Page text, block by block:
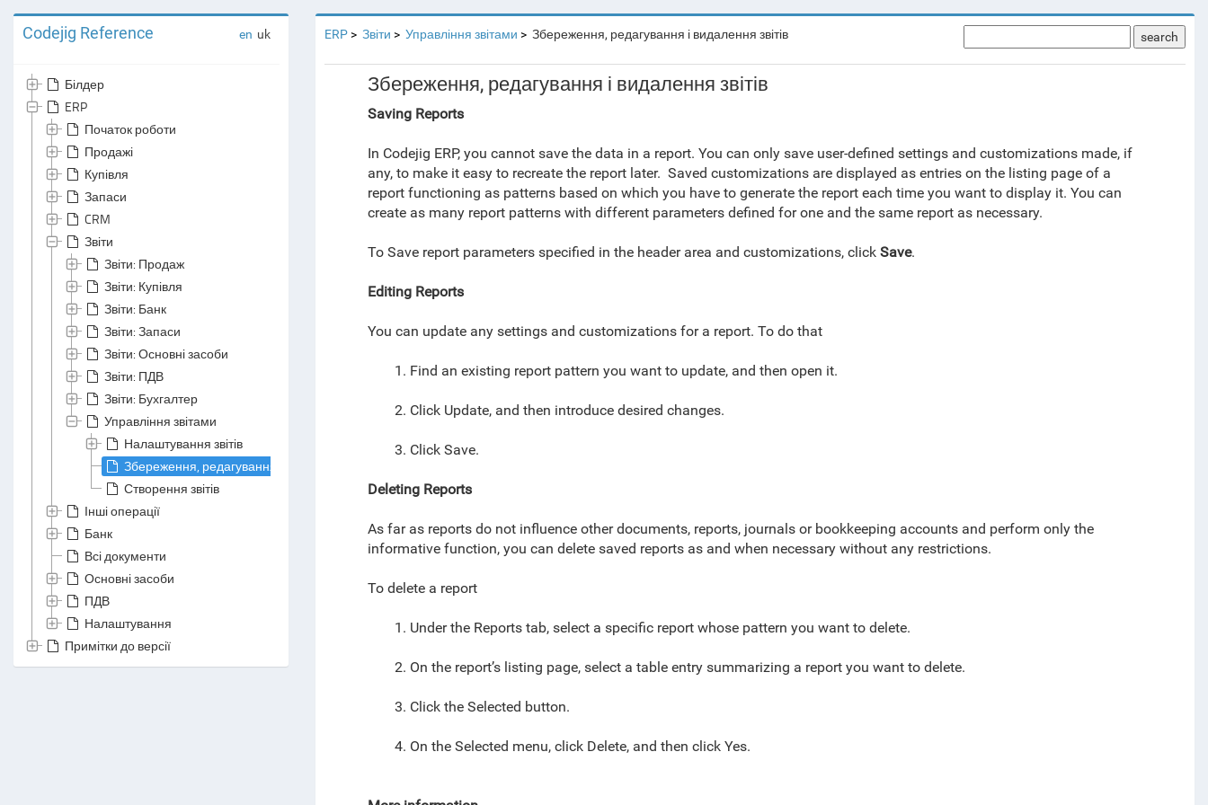
Codejig Reference en uk
Білдер
ERP
Початок роботи
Продажі
Купівля
Запаси
CRM
Звіти
Звіти: Продаж
Звіти: Купівля
Звіти: Банк
Звіти: Запаси
Звіти: Основні засоби
Звіти: ПДВ
Звіти: Бухгалтер
Управління звітами
Налаштування звітів
Збереження, редагування і видалення звітів
Створення звітів
Інші операції
Банк
Всі документи
Основні засоби
ПДВ
Налаштування
Примітки до версії
ERP Звіти Управління звітами Збереження, редагування і видалення звітів search
Збереження, редагування і видалення звітів
Saving Reports
In Codejig ERP, you cannot save the data in a report. You can only save user-defined settings and customizations made, if
any, to make it easy to recreate the report later. Saved customizations are displayed as entries on the listing page of a
report functioning as patterns based on which you have to generate the report each time you want to display it. You can
create as many report patterns with different parameters defined for one and the same report as necessary.
To Save report parameters specified in the header area and customizations, clickSave.
Editing Reports
You can update any settings and customizations for a report. To do that
1. Find an existing report pattern you want to update, and then open it.
2. Click Update, and then introduce desired changes.
3. Click Save.
Deleting Reports
As far as reports do not influence other documents, reports, journals or bookkeeping accounts and perform only the
informative function, you can delete saved reports as and when necessary without any restrictions.
To delete a report
1. Under the Reports tab, select a specific report whose pattern you want to delete.
2. On the report’s listing page, select a table entry summarizing a report you want to delete.
3. Click the Selected button.
4. On the Selected menu, click Delete, and then click Yes.